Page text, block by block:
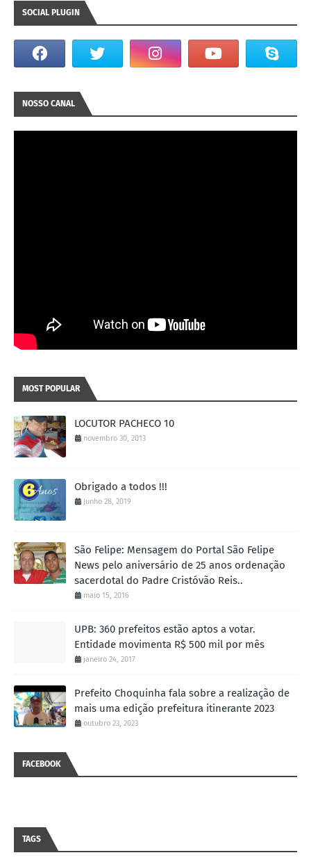
SOCIAL PLUGIN
NOSSO CANAL
MOST POPULAR
LOCUTOR PACHECO 10
novembro 30, 2013
Obrigado a todos !!!
junho 28, 2019
São Felipe: Mensagem do Portal São Felipe
News pelo aniversário de 25 anos ordenação
sacerdotal do Padre Cristóvão Reis..
maio 15, 2016
UPB: 360 prefeitos estão aptos a votar.
Entidade movimenta R$ 500 mil por mês
janeiro 24, 2017
Prefeito Choquinha fala sobre a realização de
mais uma edição prefeitura itinerante 2023
outubro 23, 2023
FACEBOOK
TAGS